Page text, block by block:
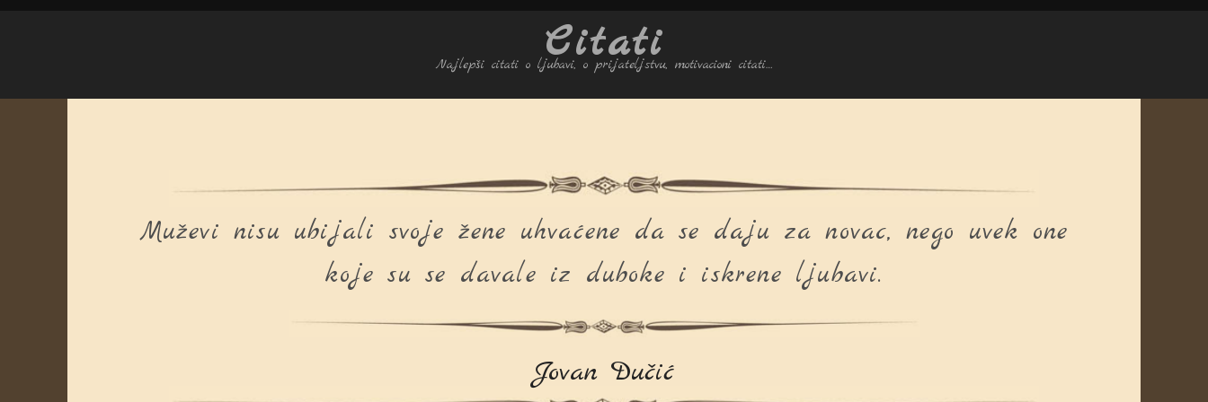
Citati
Najlepši citati o ljubavi, o prijateljstvu, motivacioni citati…
Muževi nisu ubijali svoje žene uhvaćene da se daju za novac, nego uvek one
koje su se davale iz duboke i iskrene ljubavi.
Jovan Dučić